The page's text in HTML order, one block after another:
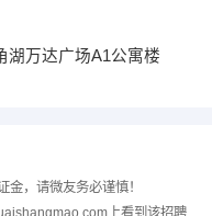
湖万达广场A1公寓楼
，请微友务必谨慎！
上看到该招聘